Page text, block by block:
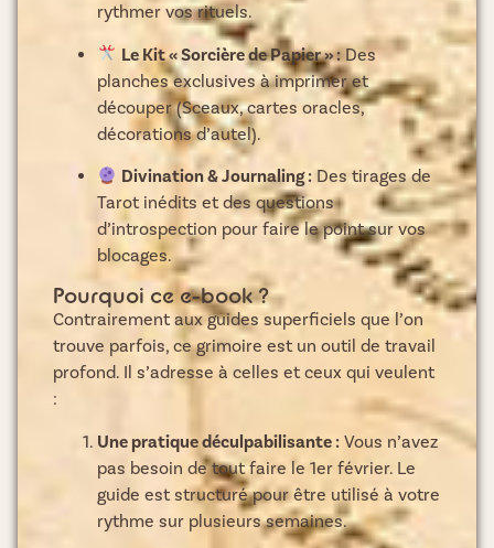
rythmer vos rituels.
Le Kit « Sorcière de Papier » :Des
planches exclusives à imprimer et
découper (Sceaux, cartes oracles,
décorations d’autel).
Divination & Journaling : Des tirages de
Tarot inédits et des questions
d’introspection pour faire le point sur vos
blocages.
Pourquoi ce e-book ?
Contrairement aux guides superficiels que l’on
trouve parfois, ce grimoire est un outil de travail
profond. Il s’adresse à celles et ceux qui veulent
:
Une pratique déculpabilisante : Vous n’avez
pas besoin de tout faire le 1er février. Le
guide est structuré pour être utilisé à votre
rythme sur plusieurs semaines.